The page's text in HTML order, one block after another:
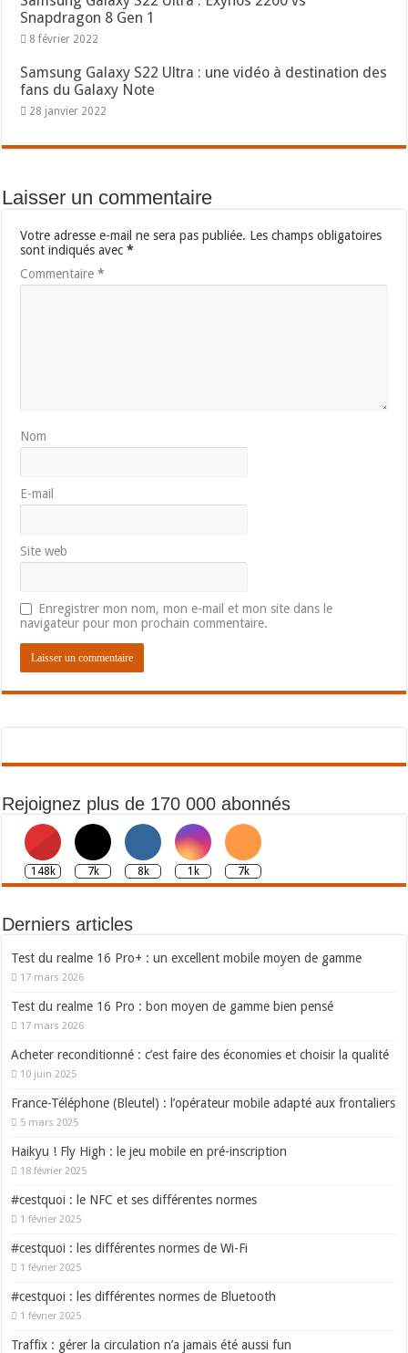
Snapdragon 8 Gen 1
8 février 2022
Samsung Galaxy S22 Ultra : une vidéo à destination des
fans du Galaxy Note
28 janvier 2022
Laisser un commentaire
Votre adresse e-mail ne sera pas publiée. Les champs obligatoires
sont indiqués avec*
Commentaire*
Nom
E-mail
Site web
Enregistrer mon nom, mon e-mail et mon site dans le
navigateur pour mon prochain commentaire.
Rejoignez plus de 170 000 abonnés
148k 7k 8k 1k 7k
Derniers articles
Test du realme 16 Pro+ : un excellent mobile moyen de gamme
17 mars 2026
Test du realme 16 Pro : bon moyen de gamme bien pensé
17 mars 2026
Acheter reconditionné : c’est faire des économies et choisir la qualité
10 juin 2025
France-Téléphone (Bleutel) : l’opérateur mobile adapté aux frontaliers
5 mars 2025
Haikyu ! Fly High : le jeu mobile en pré-inscription
18 février 2025
#cestquoi : le NFC et ses différentes normes
1 février 2025
#cestquoi : les différentes normes de Wi-Fi
1 février 2025
#cestquoi : les différentes normes de Bluetooth
1 février 2025
Traffix : gérer la circulation n’a jamais été aussi fun